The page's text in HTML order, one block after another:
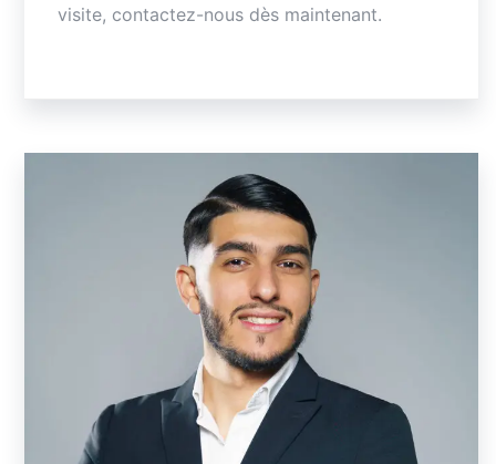
visite, contactez-nous dès maintenant.